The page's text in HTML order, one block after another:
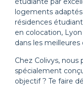
logements
résidences
en colocation,
dans les meilleures
Chez Colivys,
spécialement
objectif ? Te faire